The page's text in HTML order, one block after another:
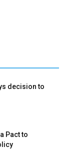
decision to
Pact to